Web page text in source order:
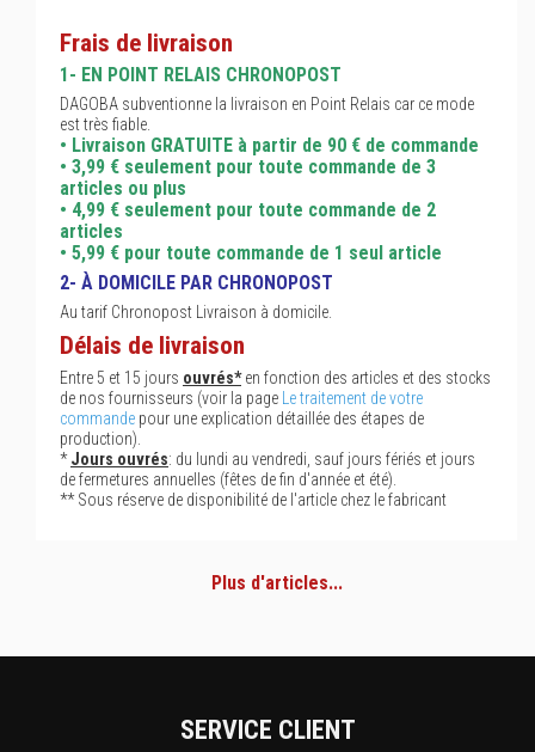
Frais de livraison
1- EN POINT RELAIS CHRONOPOST
DAGOBA subventionne la livraison en Point Relais car ce mode
est très fiable.
• Livraison GRATUITE à partir de 90 € de commande
• 3,99 € seulement pour toute commande de 3
articles ou plus
• 4,99 € seulement pour toute commande de 2
articles
• 5,99 € pour toute commande de 1 seul article
2- À DOMICILE PAR CHRONOPOST
Au tarif Chronopost Livraison à domicile.
Délais de livraison
Entre 5 et 15 jours ouvrés*en fonction des articles et des stocks
de nos fournisseurs (voir la page
Le traitement de votre
commande pour une explication détaillée des étapes de
production).
*Jours ouvrés: du lundi au vendredi, sauf jours fériés et jours
de fermetures annuelles (fêtes de fin d'année et été).
** Sous réserve de disponibilité de l'article chez le fabricant
Plus d'articles...
SERVICE CLIENT